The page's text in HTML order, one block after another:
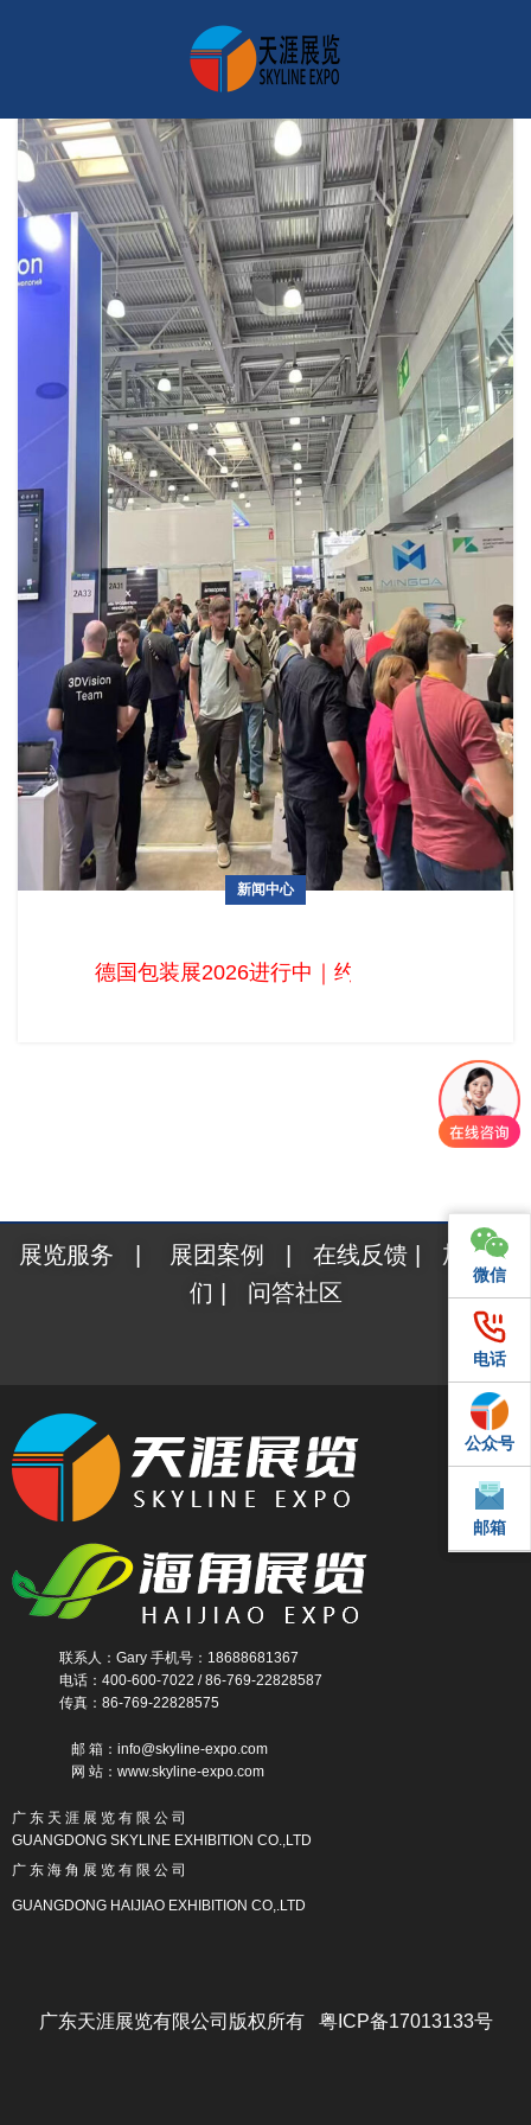
新闻中心
德国包装展2026进行中｜约2800家展商齐聚
微信
电话
QQ
邮箱
微信
电话
公众号
邮箱
展览服务 展团案例 在线反馈| 加入我
们
问答社区
联系人：Gary 手机号：18688681367
电话：400-600-7022 / 86-769-22828587
传真：86-769-22828575
邮 箱：info@skyline-expo.com
网 站：www.skyline-expo.com
广 东 天 涯 展 览 有 限 公 司
GUANGDONG SKYLINE EXHIBITION CO.,LTD
广 东 海 角 展 览 有 限 公 司
GUANGDONG HAIJIAO EXHIBITION CO,.LTD
广东天涯展览有限公司版权所有 粤ICP备17013133号